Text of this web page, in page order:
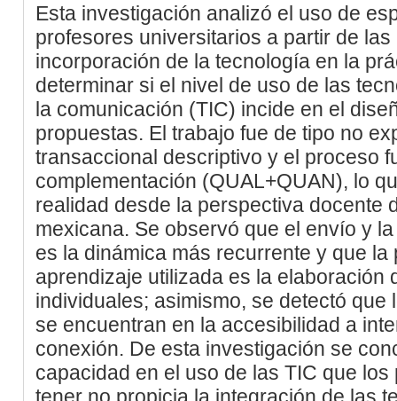
Esta investigación analizó el uso de
profesores universitarios a partir de
incorporación de la tecnología en la
determinar si el nivel de uso de las
la comunicación (TIC) incide en el
propuestas. El trabajo fue de tipo no
transaccional descriptivo y el proceso
complementación (QUAL+QUAN), lo
realidad desde la perspectiva docente
mexicana. Se observó que el envío y
es la dinámica más recurrente y que
aprendizaje utilizada es la elaboración
individuales; asimismo, se detectó
se encuentran en la accesibilidad a
conexión. De esta investigación se
capacidad en el uso de las TIC que